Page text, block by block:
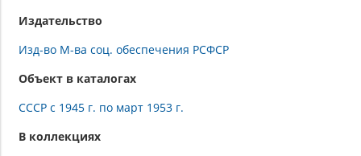
Издательство
Изд-во М-ва соц. обеспечения РСФСР
Объект в каталогах
СССР с 1945 г. по март 1953 г.
В коллекциях